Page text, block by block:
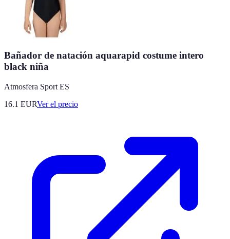
Bañador de natación aquarapid costume intero
black niña
Atmosfera Sport ES
16.1 EURVer el precio